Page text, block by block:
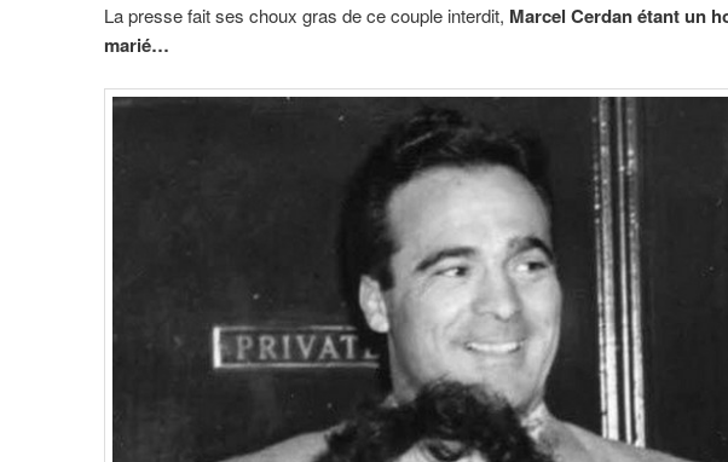
La presse fait ses choux gras de ce couple interdit, Marcel Cerdan étant un
marié…